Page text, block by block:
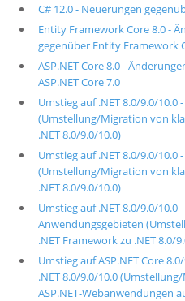
C# 12.0 - Neuerungen
Entity Framework Core 8.0 -
gegenüber Entity Framework
ASP.NET Core 8.0 -
ASP.NET Core 7.0
Umstieg auf .NET 8.0/9.0/
(Umstellung/Migration von
.NET 8.0/9.0/10.0)
Umstieg auf .NET 8.0/9.0/
(Umstellung/Migration von
.NET 8.0/9.0/10.0)
Umstieg auf .NET 8.0/9.0/
Anwendungsgebieten
.NET Framework zu .NET 8.0/
Umstieg auf ASP.NET Core
.NET 8.0/9.0/10.0
ASP.NET-Webanwendungen